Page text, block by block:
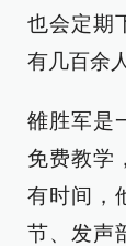
也会定期
有几百余人
雒胜军是
免费教学
有时间，
节、发声